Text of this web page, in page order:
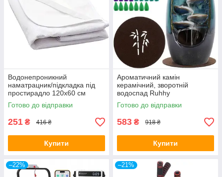
Водонепроникний
наматрацник/підкладка під
простирадло 120x60 см
Babymam
Готово до відправки
251 ₴ 416 ₴
Купити
Ароматичний камін
керамічний, зворотній
водоспад Ruhhy
Готово до відправки
583 ₴ 918 ₴
Купити
–22% –21%